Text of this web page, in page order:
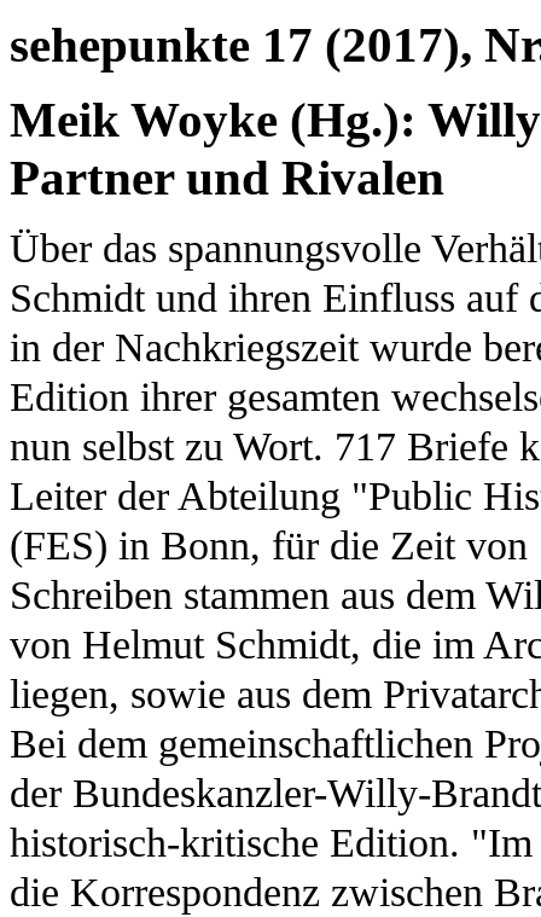
sehepunkte 17 (2017),
Meik Woyke (Hg.):
Partner und Rivalen
Über das spannungsvolle
Schmidt und ihren Einfluss auf
in der Nachkriegszeit wurde
Edition ihrer gesamten
nun selbst zu Wort. 717 Briefe
Leiter der Abteilung "Public
(FES) in Bonn, für die Zeit von
Schreiben stammen aus dem
von Helmut Schmidt, die im
liegen, sowie aus dem
Bei dem gemeinschaftlichen
der Bundeskanzler-Willy-
historisch-kritische Edition.
die Korrespondenz zwischen